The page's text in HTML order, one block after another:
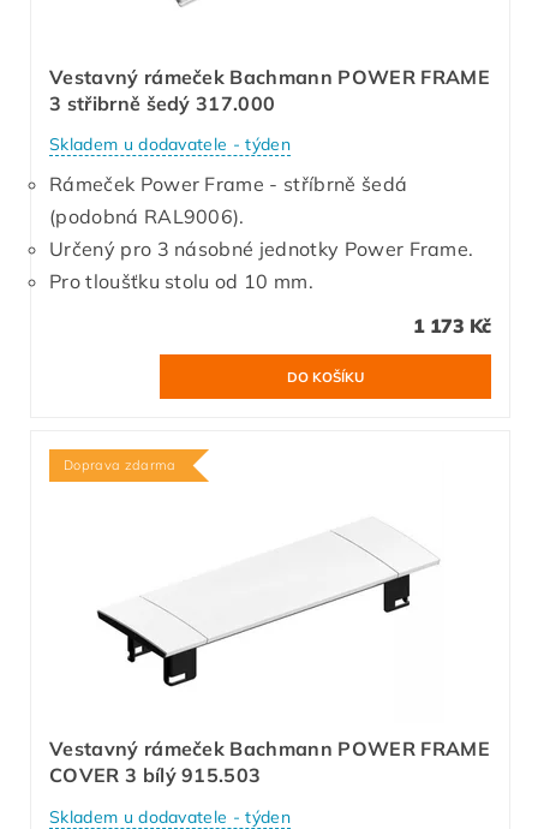
Vestavný rámeček Bachmann POWER FRAME
3 střibrně šedý 317.000
Skladem u dodavatele - týden
Rámeček Power Frame - stříbrně šedá
(podobná RAL9006).
Určený pro 3 násobné jednotky Power Frame.
Pro tloušťku stolu od 10 mm.
1 173 Kč
Doprava zdarma
Vestavný rámeček Bachmann POWER FRAME
COVER 3 bílý 915.503
Skladem u dodavatele - týden